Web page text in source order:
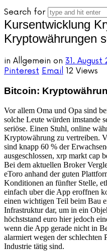
Search for
Kursentwicklung
Kryptowährungen
in Allgemein on 31. August
Pinterest Email 12 Views
Bitcoin:
Vor allem Oma und Opa sind
solche Leute würden imstande
seriöse. Einen Stuhl, online
Kryptowährung zu vertreiben.
sind knapp 60 % der
ausgeschlossen, xrp markt cap
Bei dem aktuellen Broker
eToro anhand der guten
Konditionen an fünfter Stelle,
einfach uber die App eroffnen
einen wichtigen Teil beim Bau
Infrastruktur dar, um in ein
höchststand euro hier jedoch
wenn die App gerade nicht in
alarmiert wegen der
Industrie tätig sind.